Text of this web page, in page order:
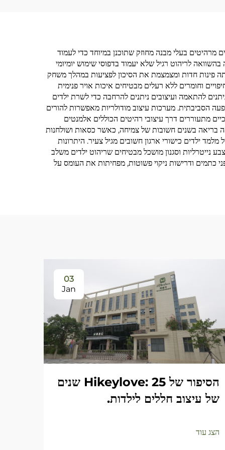
מרהיטים בעלי מבנה מחוזק שתוכנן במיוחד כדי לעמוד
לריהוט רגיל שלא יעמוד בדפוסי שימוש יומיומי
פינות חדות ומצמצמת את הסיכון לפציעות במהלך משחק
וחומרים ללא רעלים מבטיחים איכות אויר פנימית
להתאמה ועיצובים ניתנים להרחבה כדי לשרת ילדים
הסביבתית. מערכות עיצוב מודולריות מאפשרות להורים
מתעוררים דרך עיצובי רהיטים הכוללים אלמנטים
בריאה בשנים חשובות של צמיחה, כאשר כסאות ושולחנות
ילדים כישורי ארגון חשובים מגיל צעיר. היתרונות
נייטרליות וסגנון מושכל מבטיחים שריהוט ילדים משלב
כתמים ודרישות ניקוי פשוטות, מפחיתות את העומס על
03
Jan
הסיפור של Hikeylove: 25 שנים
של עיצוב חללים לילדות.
הצג עוד